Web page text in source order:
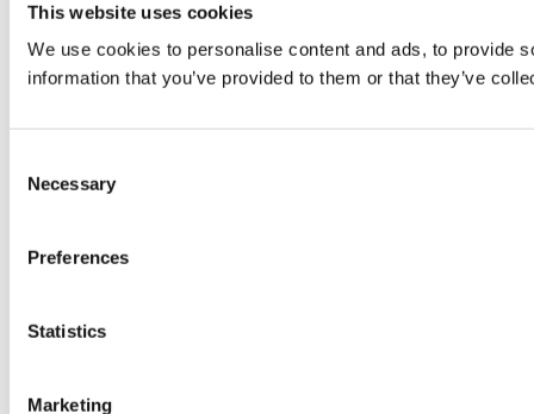
This website uses cookies
We use cookies to personalise content and ads, to provide
information that you’ve provided to them or that they’ve
Selection
Necessary
Preferences
Statistics
Marketing